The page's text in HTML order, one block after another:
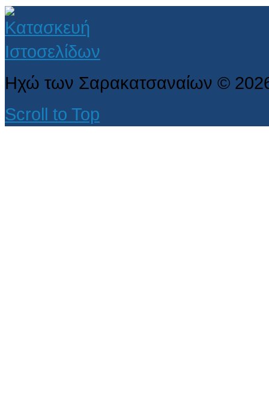
Ηχώ των Σαρακατσαναίων ©
Scroll to Top